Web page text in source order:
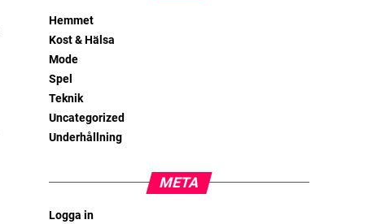
Hemmet
Kost & Hälsa
Mode
Spel
Teknik
Uncategorized
Underhållning
META
Logga in